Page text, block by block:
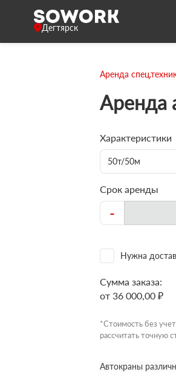
Дегтярск
Аренда
Аренда
Характеристики
50т/50м
Срок аренды
-
Нужна
Сумма заказа:
от 36 000,00 ₽
*Стоимость без
рассчитать точную
Автокраны